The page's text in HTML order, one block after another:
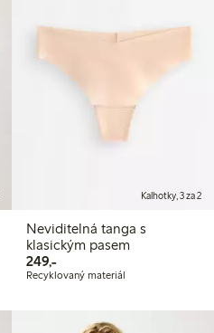
Kalhotky, 3 za 2
Neviditelná tanga s
klasickým pasem
249,-249,00 Kč
Recyklovaný materiál